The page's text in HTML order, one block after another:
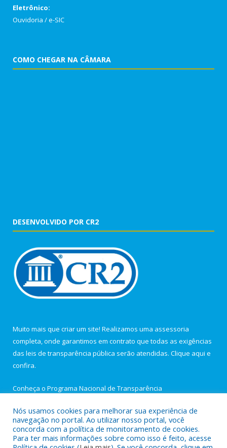
Eletrônico:
Ouvidoria /e-SIC
COMO CHEGAR NA CÂMARA
DESENVOLVIDO POR CR2
Muito mais que criar um site! Realizamos uma assessoria
completa, onde garantimos em contrato que todas as exigências
das leis de transparência pública serão atendidas. Clique aqui e
confira.
Conheça o Programa Nacional de Transparência
Todos os direitos reservados a Câmara Municipal de Igarapé-
Nós usamos cookies para melhorar sua experiência de
navegação no portal. Ao utilizar nosso portal, você
concorda com a política de monitoramento de cookies.
Para ter mais informações sobre como isso é feito, acesse